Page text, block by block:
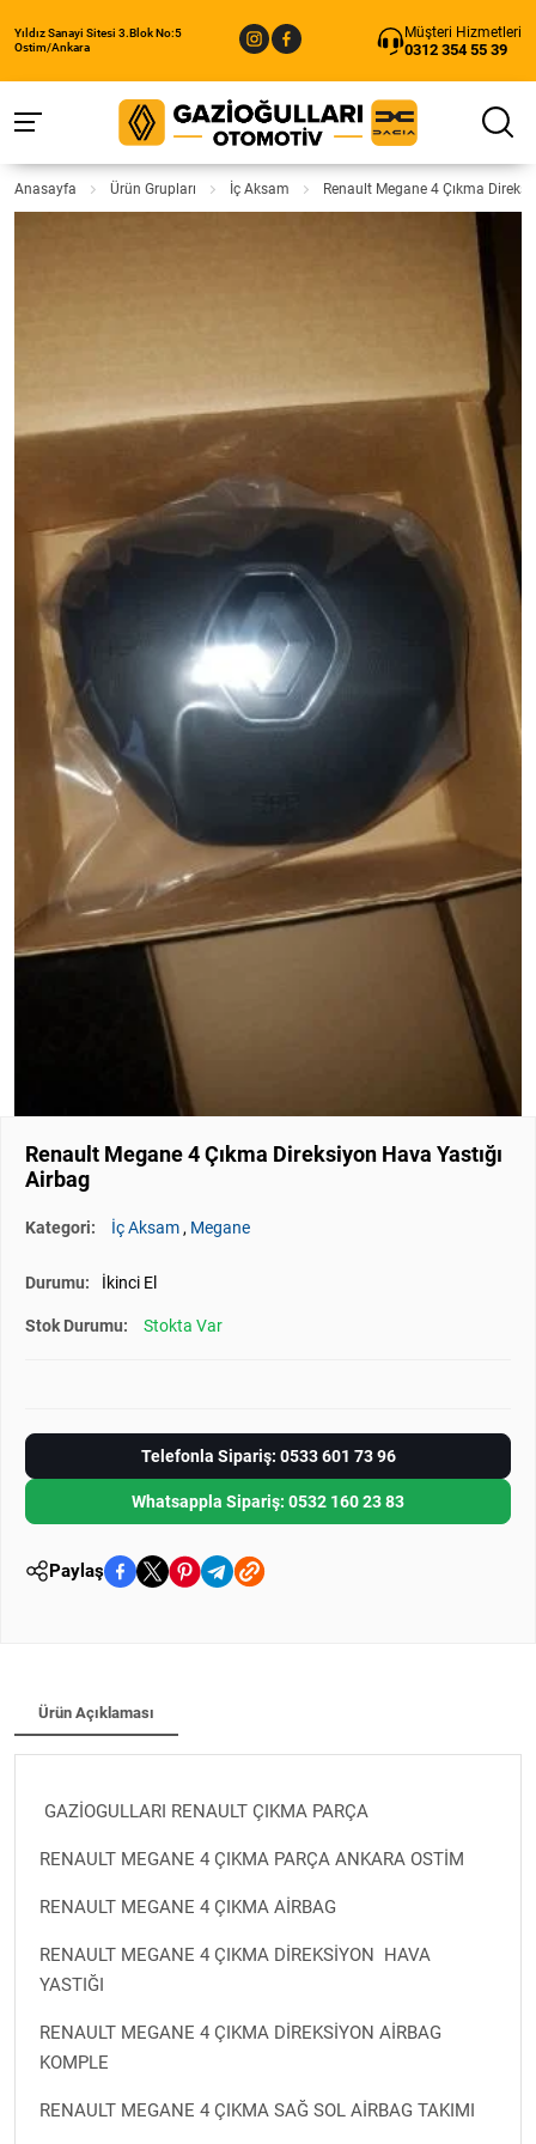
Yıldız Sanayi Sitesi 3.Blok No:5
Ostim/Ankara
Müşteri Hizmetleri
0312 354 55 39
Anasayfa Ürün Grupları İç Aksam Renault Megane 4 Çıkma
Renault Megane 4 Çıkma Direksiyon Hava Yastığı
Airbag
Kategori: İç Aksam , Megane
Durumu: İkinci El
Stok Durumu: Stokta Var
Telefonla Sipariş: 0533 601 73 96
Whatsappla Sipariş: 0532 160 23 83
Paylaş
Ürün Açıklaması
GAZİOGULLARI RENAULT ÇIKMA PARÇA
RENAULT MEGANE 4 ÇIKMA PARÇA ANKARA OSTİM
RENAULT MEGANE 4 ÇIKMA AİRBAG
RENAULT MEGANE 4 ÇIKMA DİREKSİYON HAVA
YASTIĞI
RENAULT MEGANE 4 ÇIKMA DİREKSİYON AİRBAG
KOMPLE
RENAULT MEGANE 4 ÇIKMA SAĞ SOL AİRBAG TAKIMI